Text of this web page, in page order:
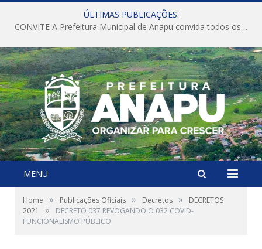
ÚLTIMAS PUBLICAÇÕES:
CONVITE A Prefeitura Municipal de Anapu convida todos os servidores públicos municipais para participarem da Audiência Pública de discussão da Lei de Diretrizes Orçamentárias (LDO), importante instrumento de planejamento das ações e investimentos da Administração Pública para o próximo exercício financeiro.
MENU
Home » Publicações Oficiais » Decretos »
DECRETOS
2021
»
DECRETO 037 REVOGANDO O 032 COVID-
FUNCIONALISMO PÚBLICO